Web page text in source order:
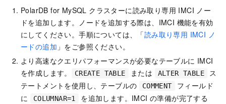
PolarDB for MySQL クラスターに読み取り専用 IMCI ノー
ドを追加します。ノードを追加する際は、IMCI 機能を有効
にしてください。手順については、「読み取り専用 IMCI ノ
ードの追加 」をご参照ください。
より高速なクエリパフォーマンスが必要なテーブルに IMCI
を作成します。
CREATE TABLE または ALTER TABLE
ス
テートメントを使用し、テーブルの
COMMENT
フィールド
に
COLUMNAR=1
を追加します。IMCI の準備が完了する